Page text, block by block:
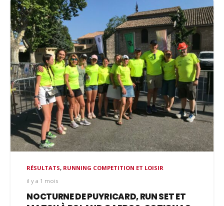
RÉSULTATS, RUNNING COMPETITION ET LOISIR
il y a 1 mois
NOCTURNE DE PUYRICARD, RUN SET ET